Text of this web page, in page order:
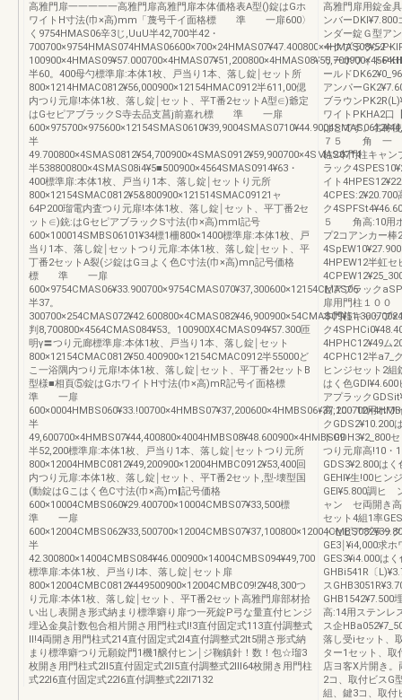
高雅門扉一一一一一高雅門扉高雅門扉本体価格表A型()錠はGホ
ワイトH寸法(巾×高)mm「蔑号千イ面格標 準 一扉600〉
く9754HMAS06辛3じ,UuU半42,700半42・
700700×9754HMAS074HMAS06600×700×24HMAS07¥47.400800×4HMAS08¥52・
半60。400母勺標準扉:本体1枚、戸当り1本、落し錠￨セット所
800×1214HMAC0812¥56,000900×12154HMAC0912半611,00偲
内つり元扉!本体1枚、落し錠￨セット、平T番2セットA型∈)爺定
はGセピアブラックS寺去品支菖j前嘉れ標 準 一扉
半
49.700800×4SMAS0812¥54,700900×4SMAS0912¥59,900700×4SMAS0714
半538800800×4SMAS08i4¥5■500900×4564SMAS0914¥63・
400標準扉:本体1枚、戸当り1本、落し錠￨セットり元所
800×12154SMAC0812¥5&800900×121514SMAC09121ャ
64P200瑠電内査つり元扉!本体1枚、落し錠￨セット、平丁番2セ
ット∈)銃:はGセピアブラックS寸法(巾×高)mml記号
600×100014SMBS06101¥34標1柵800×1400標準扉:本体1枚、戸
当り1本、落し錠￨セットつり元扉:本体1枚、落し錠￨セット、平
丁番2セットA裂(ジ錠はGヨよく色C寸法(巾×高)mn記号価格
標 準 一扉
600×9754CMAS06¥33.900700×9754CMAS070¥37,300600×12154CMAS06
半37。
判8,700800×4564CMAS084¥53。100900X4CMAS094¥57.300匝
明γ〓つり元廊標準扉:本体1枚、戸当り1本、落し錠￨セット
800×12154CMAC0812¥50.400900×12154CMAC0912半55000ど
こ一浴隅内つり元扉!本体1枚、落し錠￨セット、平丁番2セットB
型様■相頁⑤錠はGホワイトH寸法(巾×高)mR記号イ面格標
準 一扉
半
49,600700×4HMBS07¥44,400800×4004HMBS08¥48.600900×4HMBS09
半52,200標準扉:本体1枚、戸当り1本、落し錠￨セットつり元所
800×12004HMBC0812¥49,200900×12004HMBC0912¥53,400回
内つり元扉:本体1枚、落し錠￨セット、平T番2セット,型‐壊型国
(動錠はGこはく色C寸法(巾×高)m‖記号価格
600×10004CMBS060¥29.400700×10004CMBS07¥33,500標
準 一扉
半
42.300800×14004CMBS084¥46.000900×14004CMBS094¥49,700
標準扉:本体1枚、戸当りl本、落し錠￨セット扉
800×12004CMBC0812¥449500900×12004CMBC09!2¥48,300つ
り元扉:本体1枚、落し錠￨セット、平T番2セット高雅門扉部材拾
い出し表開き形式納まり標準癖り扉つ一死錠P弓な量直付ヒンジ
埋込金臭計数包合相片開さ用門柱式l!3直付固定式113直付調整式
ll!4両開き用門柱式214直付固定式2l4直付調整式2lt5開さ形式納
まり標準癖つり元願錠門1機1醸付ヒン￨ジ鞠鎮針！数！包☆瑠3
枚開き用門柱式2ll5直付固定式2ll5直付調整式2lll64枚開き用門柱
式22l6直付固定式22l6直付調整式22ll7132
高雅門扉用錠金
ンバーDKl¥7.800
ンダー錠Ｇ型ア
ークブラウン
リーホワイト
ールド
アンパー
ブラウン
ワイトPKHA2口
はとです。名称
７５ 角 一 １
柱2本門柱キャン
ラック
イト
4CPES:2¥20.700
ク
５ 角高:10用ホ
プ2コアンカー棒
4HPEW12半虹セ
ピアブラック
扉用門柱１００
本門柱キャップ2
ク
4HPHC12¥49ム
4CPHC12半a7_
ヒンジセット2
はく色
アプラック
高:10・12用ホワ
ク
トGDH3¥2_800
つり元扉高!10・
GDS3¥2.800は
GEHl¥生!00ヒン
GEl¥5.800調ヒ
ャン セ両開き高
セット4組1率
トセピアプラッ
GE3￨¥i4,000求
GES3¥i4.000は
GHBi541R〔
ス
GHB1542¥7.500
高:14用ステンレ
ス企
落し受iセット、
ター1セット、
店ヨ客X片開き
2コ、取付ビスG
組、鍵3コ、取付